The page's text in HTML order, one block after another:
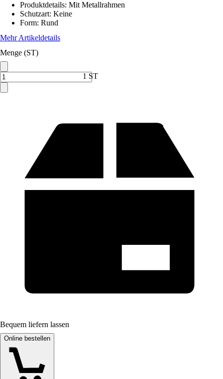
Produktdetails: Mit Metallrahmen
Schutzart: Keine
Form: Rund
Mehr Artikeldetails
Menge (ST)
1 ST
Bequem liefern lassen
Online bestellen